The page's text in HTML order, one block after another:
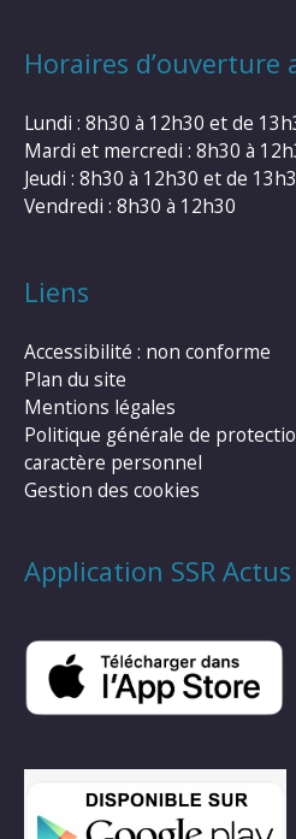
Horaires d’ouverture
Lundi : 8h30 à 12h30 et de
Mardi et mercredi : 8h30 à
Jeudi : 8h30 à 12h30 et de
Vendredi : 8h30 à 12h30
Liens
Accessibilité : non conforme
Plan du site
Mentions légales
Politique générale de
caractère personnel
Gestion des cookies
Application SSR Actus